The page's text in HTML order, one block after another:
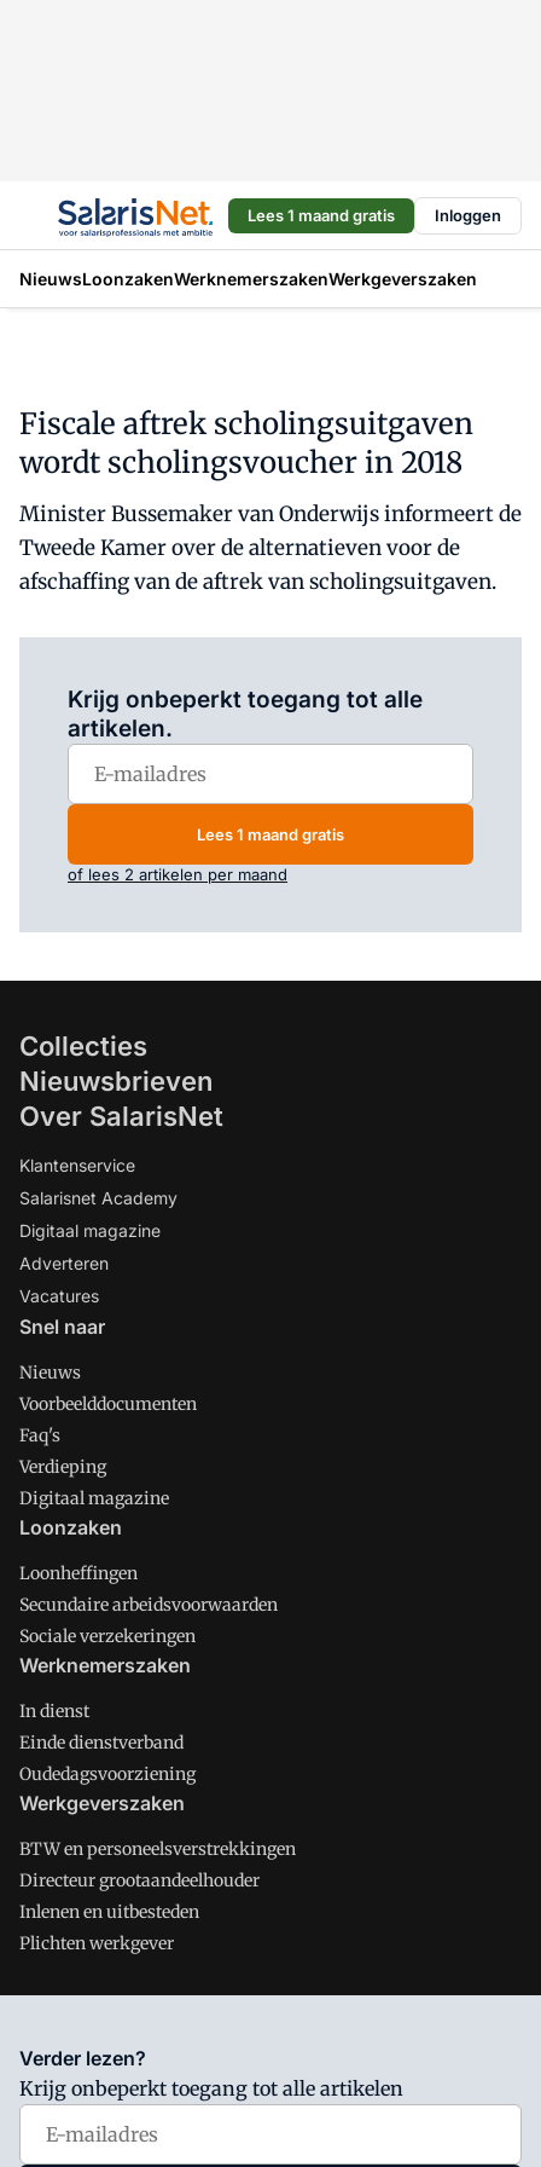
Lees 1 maand gratis Inloggen
NieuwsLoonzakenWerknemerszakenWerkgeverszaken
Fiscale aftrek scholingsuitgaven
wordt scholingsvoucher in 2018
Minister Bussemaker van Onderwijs informeert de
Tweede Kamer over de alternatieven voor de
afschaffing van de aftrek van scholingsuitgaven.
Krijg onbeperkt toegang tot alle
artikelen.
Lees 1 maand gratis
of lees 2 artikelen per maand
Collecties
Nieuwsbrieven
Over SalarisNet
Klantenservice
Salarisnet Academy
Digitaal magazine
Adverteren
Vacatures
Snel naar
Nieuws
Voorbeelddocumenten
Faq's
Verdieping
Digitaal magazine
Loonzaken
Loonheffingen
Secundaire arbeidsvoorwaarden
Sociale verzekeringen
Werknemerszaken
In dienst
Einde dienstverband
Oudedagsvoorziening
Werkgeverszaken
BTW en personeelsverstrekkingen
Directeur grootaandeelhouder
Inlenen en uitbesteden
Plichten werkgever
Salarisnet is onderdeel van VMN media. Lees in
waar VMN media voor staat. Op gebruik van deze site zijn de
volgende regelingen van toepassing:Algemene Voorwaarden
Privacy en Cookie beleid
Verder lezen?
Krijg onbeperkt toegang tot alle artikelen